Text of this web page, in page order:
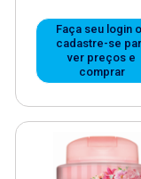
Faça seu login
cadastre-se
ver preços e
comprar